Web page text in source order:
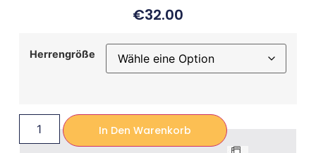
€32.00
Herrengröße
In Den Warenkorb